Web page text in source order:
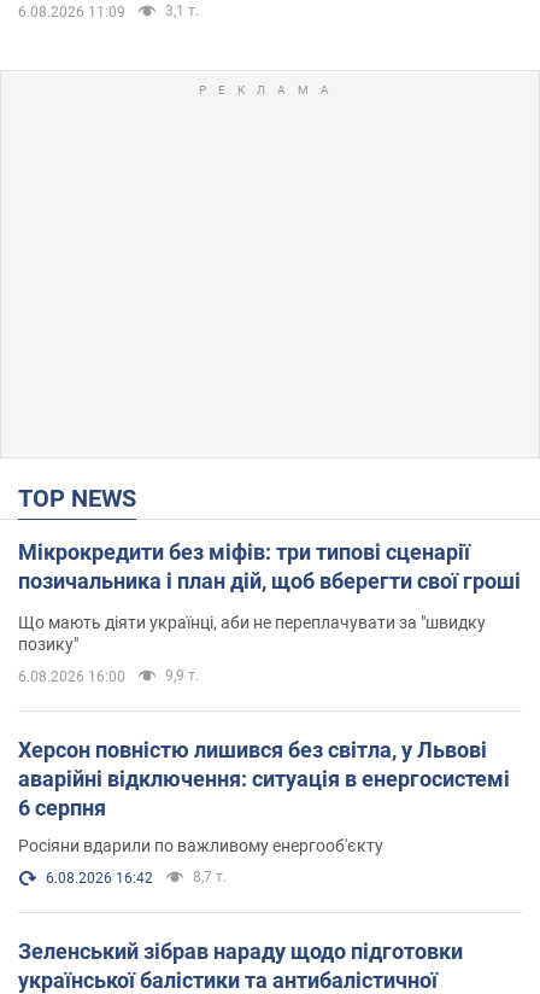
6.08.2026 11:09 3,1 т.
TOP NEWS
Мікрокредити без міфів: три типові сценарії
позичальника і план дій, щоб вберегти свої гроші
Що мають діяти українці, аби не переплачувати за "швидку
позику"
6.08.2026 16:00 9,9 т.
Херсон повністю лишився без світла, у Львові
аварійні відключення: ситуація в енергосистемі
6 серпня
Росіяни вдарили по важливому енергооб'єкту
6.08.2026 16:42 8,7 т.
Зеленський зібрав нараду щодо підготовки
української балістики та антибалістичної